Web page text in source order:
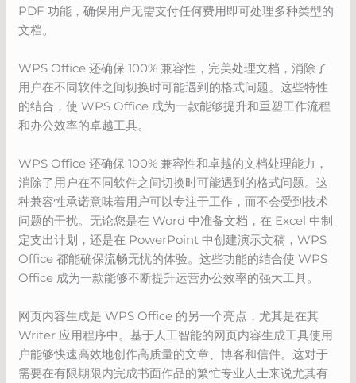
PDF 功能，确保用户无需支付任何费用即可处理多种类型的
文档。
WPS Office 还确保 100% 兼容性，完美处理文档，消除了
用户在不同软件之间切换时可能遇到的格式问题。这些特性
的结合，使 WPS Office 成为一款能够提升和重塑工作流程
和办公效率的卓越工具。
WPS Office 还确保 100% 兼容性和卓越的文档处理能力，
消除了用户在不同软件之间切换时可能遇到的格式问题。这
种兼容性承诺意味着用户可以专注于工作，而不会受到技术
问题的干扰。无论您是在 Word 中准备文档，在 Excel 中制
定支出计划，还是在 PowerPoint 中创建演示文稿，WPS
Office 都能确保流畅无忧的体验。这些功能的结合使 WPS
Office 成为一款能够不断提升运营办公效率的强大工具。
网页内容生成是 WPS Office 的另一个亮点，尤其是在其
Writer 应用程序中。基于人工智能的网页内容生成工具使用
户能够快速高效地创作高质量的文章、博客和信件。这对于
需要在有限期限内完成书面作品的繁忙专业人士来说尤其有